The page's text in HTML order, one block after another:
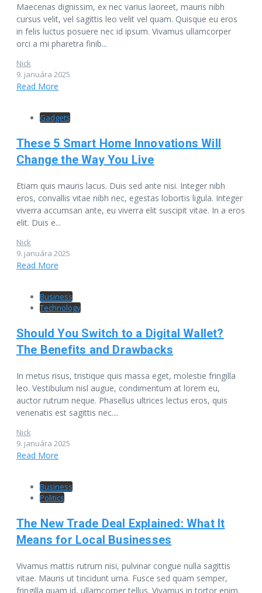
Maecenas dignissim, ex nec varius laoreet, mauris nibh
cursus velit, vel sagittis leo velit vel quam. Quisque eu eros
in felis luctus posuere nec id ipsum. Vivamus ullamcorper
orci a mi pharetra finib...
Nick
9. januára 2025
Read More
Gadgets
These 5 Smart Home Innovations Will
Change the Way You Live
Etiam quis mauris lacus. Duis sed ante nisi. Integer nibh
eros, convallis vitae nibh nec, egestas lobortis ligula. Integer
viverra accumsan ante, eu viverra elit suscipit vitae. In a eros
elit. Duis e...
Nick
9. januára 2025
Read More
Business
Technology
Should You Switch to a Digital Wallet?
The Benefits and Drawbacks
In metus risus, tristique quis massa eget, molestie fringilla
leo. Vestibulum nisl augue, condimentum at lorem eu,
auctor rutrum neque. Phasellus ultrices lectus eros, quis
venenatis est sagittis nec....
Nick
9. januára 2025
Read More
Business
Politics
The New Trade Deal Explained: What It
Means for Local Businesses
Vivamus mattis rutrum nisi, pulvinar congue nulla sagittis
vitae. Mauris ut tincidunt urna. Fusce sed quam semper,
fringilla quam id, ullamcorper tellus. Vivamus in tortor enim.